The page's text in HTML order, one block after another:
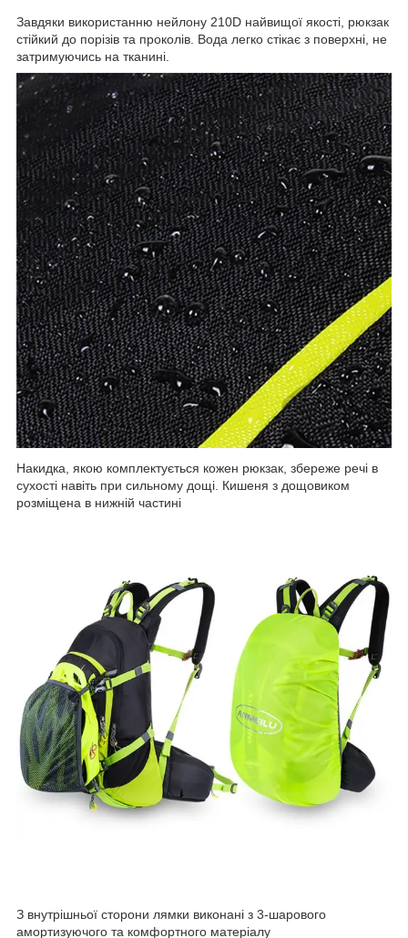
Завдяки використанню нейлону 210D найвищої якості, рюкзак
стійкий до порізів та проколів. Вода легко стікає з поверхні, не
затримуючись на тканині.
Накидка, якою комплектується кожен рюкзак, збереже речі в
сухості навіть при сильному дощі. Кишеня з дощовиком
розміщена в нижній частині
З внутрішньої сторони лямки виконані з 3-шарового
амортизуючого та комфортного матеріалу